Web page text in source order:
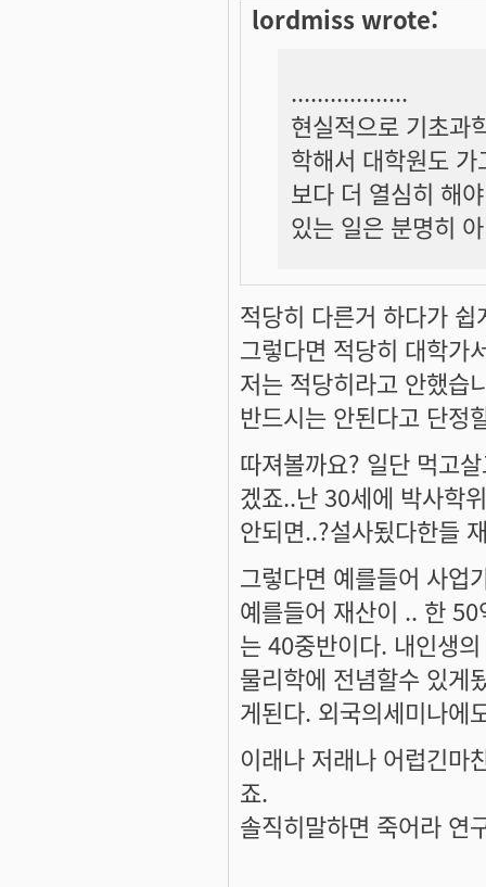
lordmiss wrote:
..................
현실적으로 기초과
학해서 대학원도
보다 더 열심히 해
있는 일은 분명히
적당히 다른거 하다가 쉽
그렇다면 적당히 대학가
저는 적당히라고 안했습
반드시는 안된다고 단정
따져볼까요? 일단 먹고
겠죠..난 30세에 박사학
안되면..?설사됬다한들
그렇다면 예를들어 사업
예를들어 재산이 .. 한
는 40중반이다. 내인생
물리학에 전념할수 있게
게된다. 외국의세미나에
이래나 저래나 어럽긴마
죠.
솔직히말하면 죽어라 연